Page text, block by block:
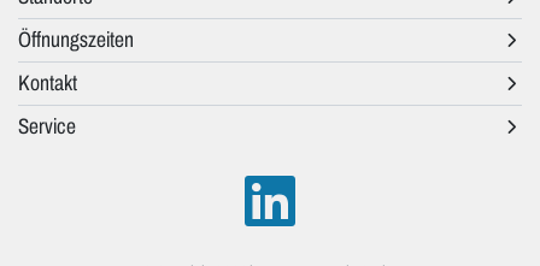
Öffnungszeiten
Kontakt
Service